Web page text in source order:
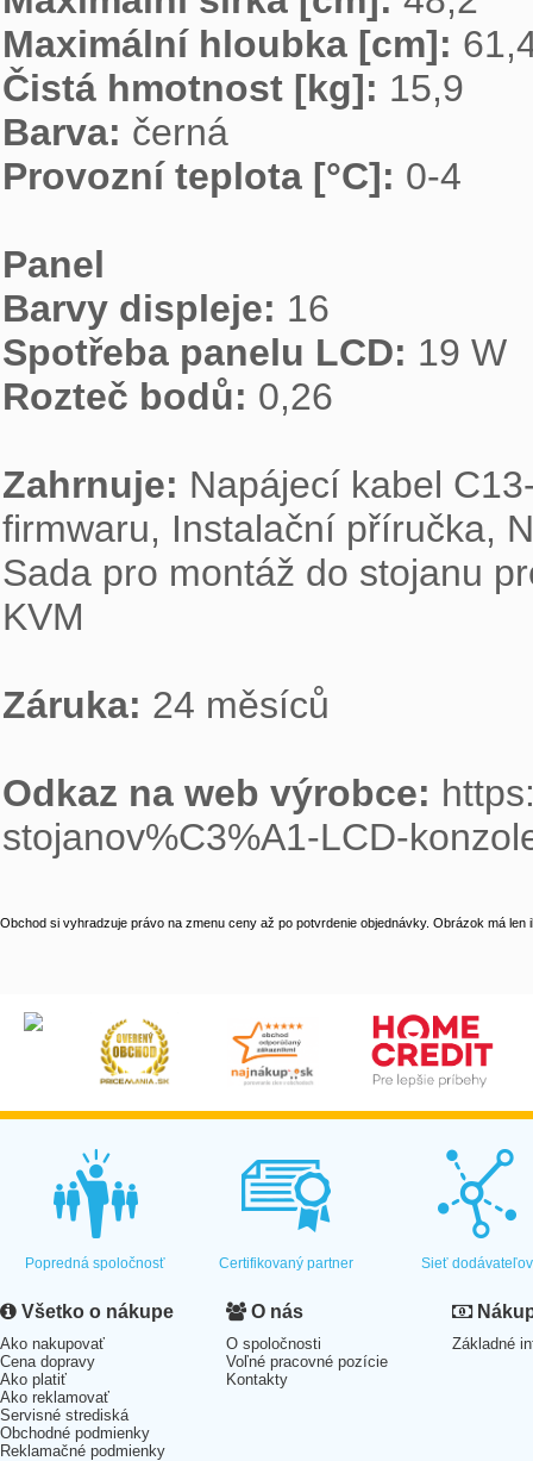
Maximální hloubka [cm]:
Čistá hmotnost [kg]:
Barva:
Provozní teplota [°C]: 0-4
Panel
Barvy displeje:
Spotřeba panelu LCD:
Rozteč bodů: 0,26
Zahrnuje: Napájecí kabel
firmwaru, Instalační příručka,
Sada pro montáž do stojanu
KVM
Záruka: 24 měsíců
Odkaz na web výrobce:
stojanov%C3%A1-LCD-
Obchod si vyhradzuje právo na zmenu ceny až po potvrdenie objednávky. Obrázok má len
Popredná spoločnosť Certifikovaný partner Sieť dodávateľov
Všetko o nákupe
Ako nakupovať
Cena dopravy
Ako platiť
Ako reklamovať
Servisné strediská
Obchodné podmienky
Reklamačné podmienky
O nás
O spoločnosti
Voľné pracovné pozície
Kontakty
Základné